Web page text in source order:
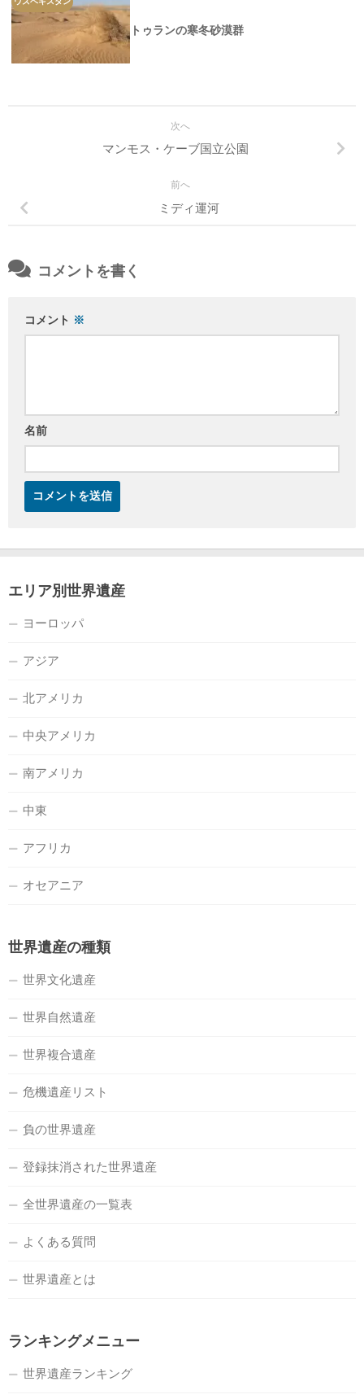
トゥランの寒冬砂漠群
次へ
マンモス・ケーブ国立公園
前へ
ミディ運河
コメントを書く
コメント ※
名前
エリア別世界遺産
ヨーロッパ
アジア
北アメリカ
中央アメリカ
南アメリカ
中東
アフリカ
オセアニア
世界遺産の種類
世界文化遺産
世界自然遺産
世界複合遺産
危機遺産リスト
負の世界遺産
登録抹消された世界遺産
全世界遺産の一覧表
よくある質問
世界遺産とは
ランキングメニュー
世界遺産ランキング